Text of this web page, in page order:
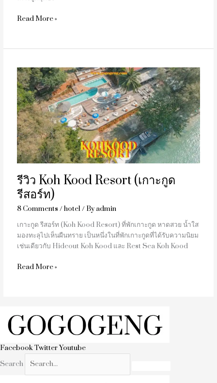
Read More »
รีวิว Koh Kood Resort (เกาะกูด
รีสอร์ท)
8 Comments /hotel/ Byadmin
เกาะกูด รีสอร์ท (Koh Kood Resort) ที่พักเกาะกูด หาดสวย น้ำใส
มองทะลุไปเห็นผืนทราย เป็นหนึ่งในที่พักเกาะกูดที่ได้รับความนิยม
เช่นเดียวกับ Hideout Koh Kood และ Rest Sea Koh Kood
รีวิว
Koh
Kood
Resort
(เกาะ
กูด
รีสอร์ท)
Read More »
FacebookTwitterYoutube
Search